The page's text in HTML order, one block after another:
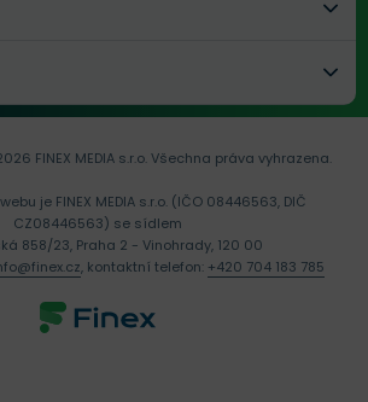
FINEX MEDIA s.r.o.Všechna práva vyhrazena.
je FINEX MEDIA s.r.o. (IČO 08446563, DIČ
CZ08446563) se sídlem
858/23, Praha 2 - Vinohrady, 120 00
, kontaktní telefon: +420 704 183 785